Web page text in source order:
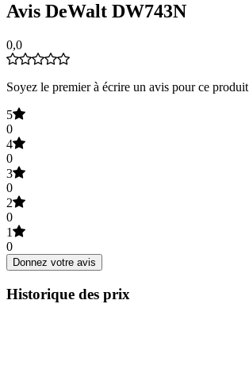
Avis DeWalt DW743N
0,0
Soyez le premier à écrire un avis pour ce produit
5
0
4
0
3
0
2
0
1
0
Donnez votre avis
Historique des prix